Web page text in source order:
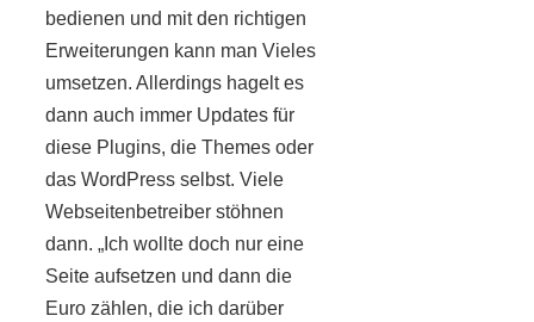
bedienen und mit den richtigen
Erweiterungen kann man Vieles
umsetzen. Allerdings hagelt es
dann auch immer Updates für
diese Plugins, die Themes oder
das WordPress selbst. Viele
Webseitenbetreiber stöhnen
dann. „Ich wollte doch nur eine
Seite aufsetzen und dann die
Euro zählen, die ich darüber